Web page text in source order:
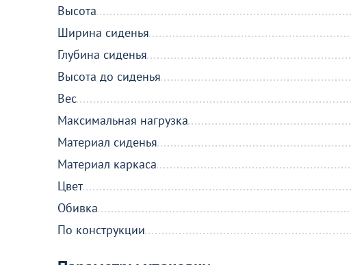
Высота
Ширина сиденья
Глубина сиденья
Высота до сиденья
Вес
Максимальная нагрузка
Материал сиденья
Материал каркаса
Цвет
Обивка
По конструкции